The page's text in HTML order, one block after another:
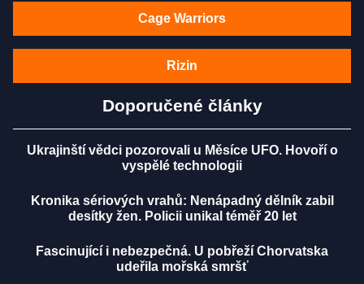
Cage Warriors
Rizin
Doporučené články
Ukrajinští vědci pozorovali u Měsíce UFO. Hovoří o
vyspělé technologii
Kronika sériových vrahů: Nenápadný dělník zabil
desítky žen. Policii unikal téměř 20 let
Fascinující i nebezpečná. U pobřeží Chorvatska
udeřila mořská smršť